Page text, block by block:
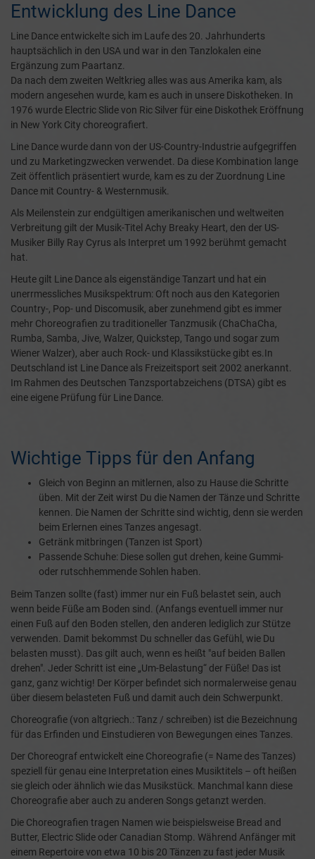
Entwicklung des Line Dance
Line Dance entwickelte sich im Laufe des 20. Jahrhunderts
hauptsächlich in den USA und war in den Tanzlokalen eine
Ergänzung zum Paartanz.
Da nach dem zweiten Weltkrieg alles was aus Amerika kam, als
modern angesehen wurde, kam es auch in unsere Diskotheken. In
1976 wurde Electric Slide von Ric Silver für eine Diskothek Eröffnung
in New York City choreografiert.
Line Dance wurde dann von der US-Country-Industrie aufgegriffen
und zu Marketingzwecken verwendet. Da diese Kombination lange
Zeit öffentlich präsentiert wurde, kam es zu der Zuordnung Line
Dance mit Country- & Westernmusik.
Als Meilenstein zur endgültigen amerikanischen und weltweiten
Verbreitung gilt der Musik-Titel Achy Breaky Heart, den der US-
Musiker Billy Ray Cyrus als Interpret um 1992 berühmt gemacht
hat.
Heute gilt Line Dance als eigenständige Tanzart und hat ein
unerrmessliches Musikspektrum: Oft noch aus den Kategorien
Country-, Pop- und Discomusik, aber zunehmend gibt es immer
mehr Choreografien zu traditioneller Tanzmusik (ChaChaCha,
Rumba, Samba, Jive, Walzer, Quickstep, Tango und sogar zum
Wiener Walzer), aber auch Rock- und Klassikstücke gibt es.In
Deutschland ist Line Dance als Freizeitsport seit 2002 anerkannt.
Im Rahmen des Deutschen Tanzsportabzeichens (DTSA) gibt es
eine eigene Prüfung für Line Dance.
Wichtige Tipps für den Anfang
Gleich von Beginn an mitlernen, also zu Hause die Schritte
üben. Mit der Zeit wirst Du die Namen der Tänze und Schritte
kennen. Die Namen der Schritte sind wichtig, denn sie werden
beim Erlernen eines Tanzes angesagt.
Getränk mitbringen (Tanzen ist Sport)
Passende Schuhe: Diese sollen gut drehen, keine Gummi-
oder rutschhemmende Sohlen haben.
Beim Tanzen sollte (fast) immer nur ein Fuß belastet sein, auch
wenn beide Füße am Boden sind. (Anfangs eventuell immer nur
einen Fuß auf den Boden stellen, den anderen lediglich zur Stütze
verwenden. Damit bekommst Du schneller das Gefühl, wie Du
belasten musst). Das gilt auch, wenn es heißt "auf beiden Ballen
drehen". Jeder Schritt ist eine „Um-Belastung“ der Füße! Das ist
ganz, ganz wichtig! Der Körper befindet sich normalerweise genau
über diesem belasteten Fuß und damit auch dein Schwerpunkt.
Choreografie (von altgriech.: Tanz / schreiben) ist die Bezeichnung
für das Erfinden und Einstudieren von Bewegungen eines Tanzes.
Der Choreograf entwickelt eine Choreografie (= Name des Tanzes)
speziell für genau eine Interpretation eines Musiktitels – oft heißen
sie gleich oder ähnlich wie das Musikstück. Manchmal kann diese
Choreografie aber auch zu anderen Songs getanzt werden.
Die Choreografien tragen Namen wie beispielsweise Bread and
Butter, Electric Slide oder Canadian Stomp. Während Anfänger mit
einem Repertoire von etwa 10 bis 20 Tänzen zu fast jeder Musik